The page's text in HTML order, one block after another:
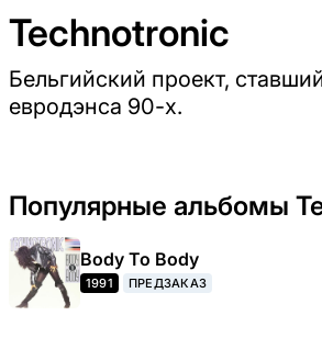
Technotronic
Бельгийский проект,
евродэнса 90-х.
Популярные альбомы
Body To Body
1991 ПРЕДЗАКАЗ